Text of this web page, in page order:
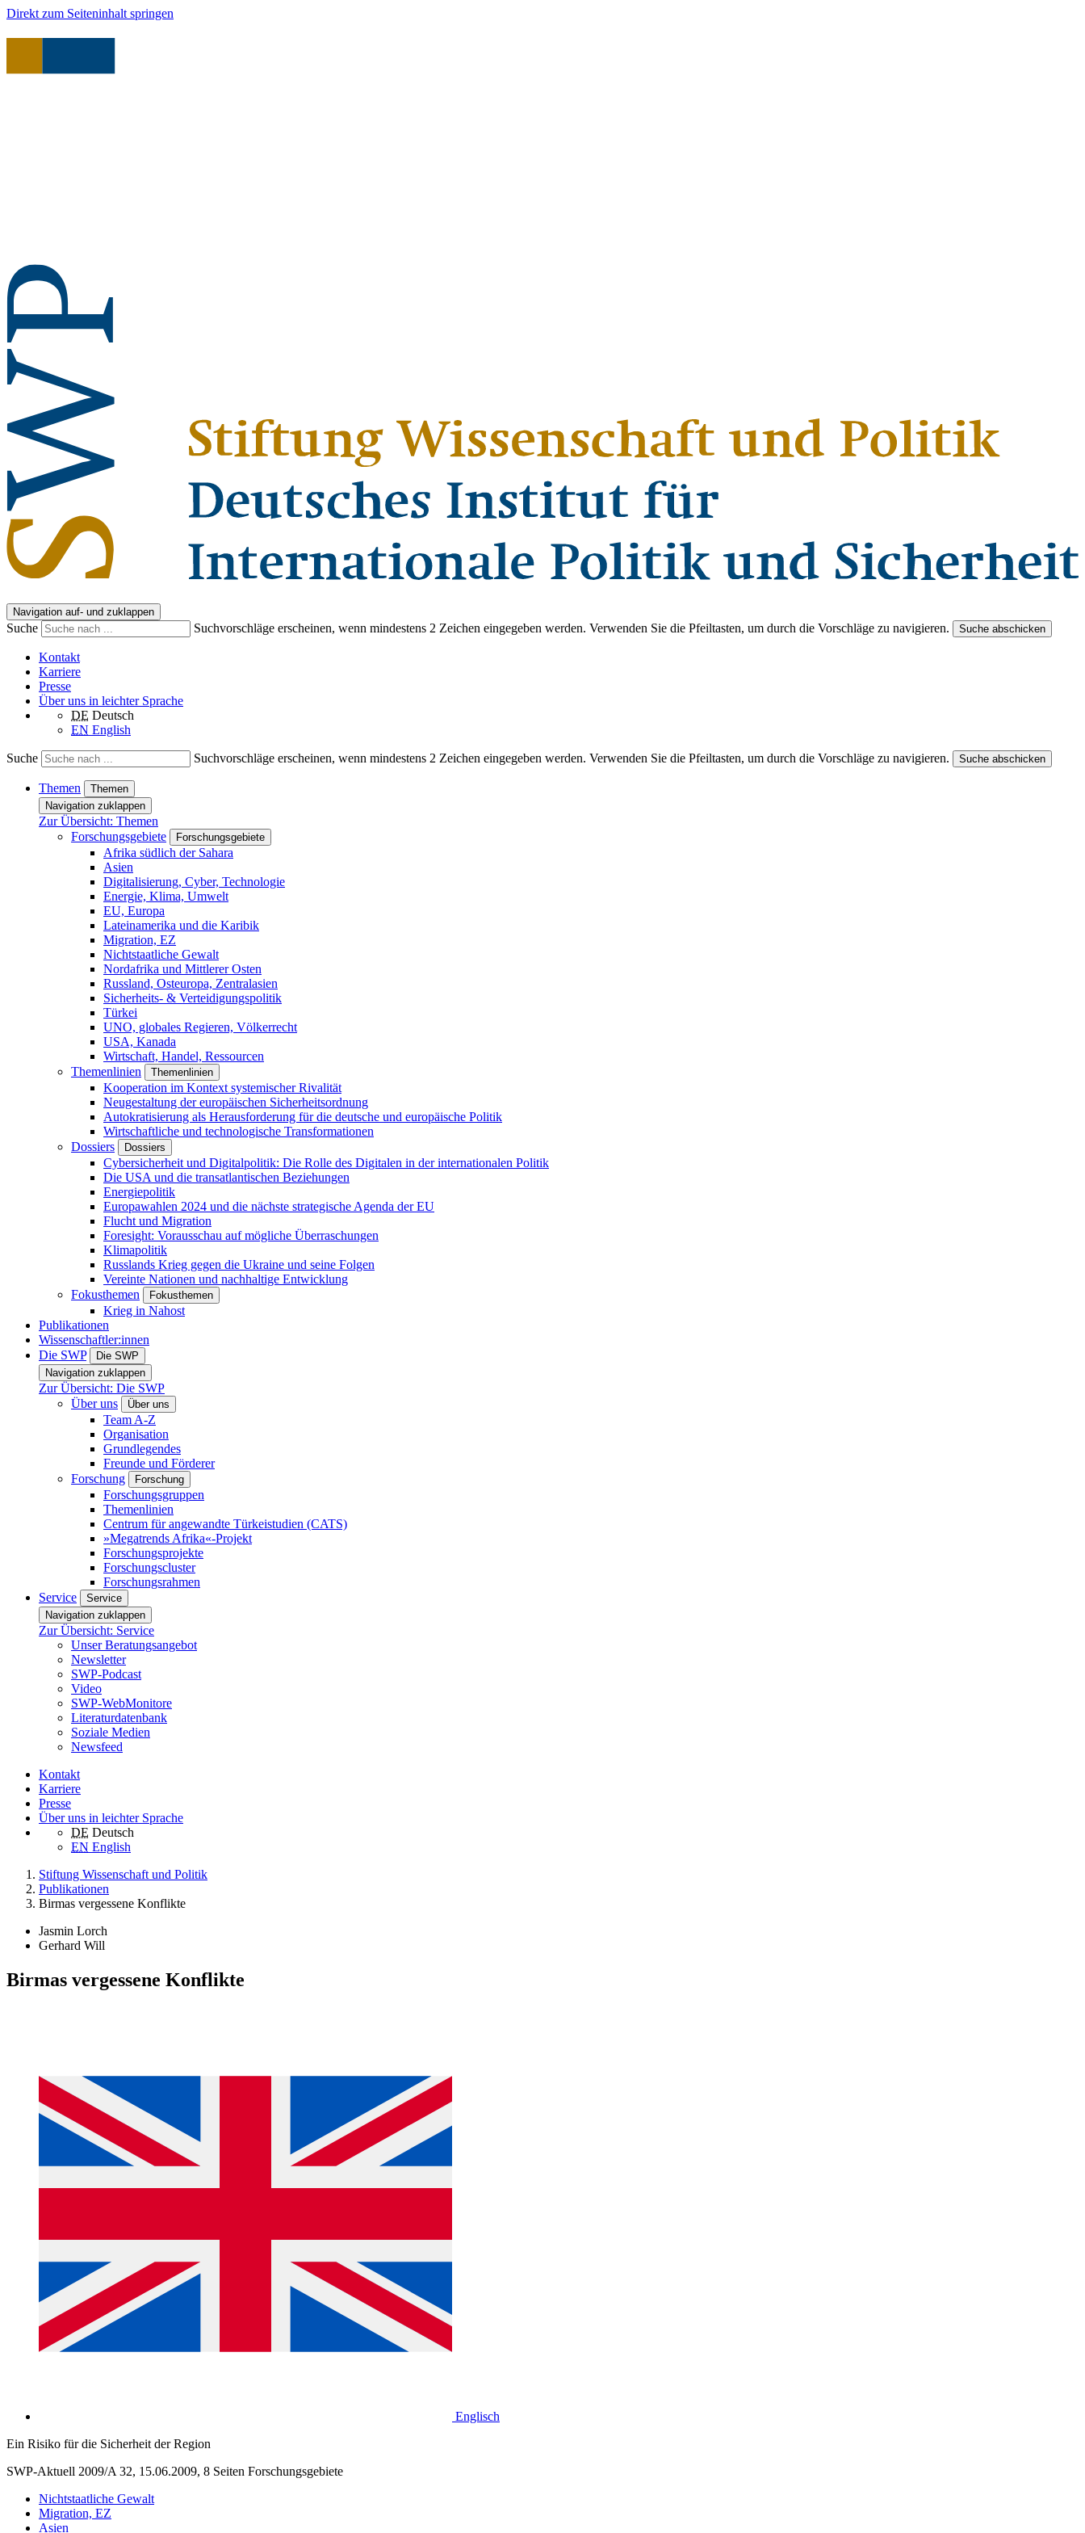
Direkt zum Seiteninhalt springen
Navigation auf- und zuklappen
Suche Suchvorschläge erscheinen, wenn mindestens 2 Zeichen eingegeben werden. Verwenden Sie die Pfeiltasten, um durch die Vorschläge zu navigieren. Suche abschicken
Kontakt
Karriere
Presse
Über uns in leichter Sprache
DE Deutsch
EN English
Suche Suchvorschläge erscheinen, wenn mindestens 2 Zeichen eingegeben werden. Verwenden Sie die Pfeiltasten, um durch die Vorschläge zu navigieren. Suche abschicken
Themen
Themen
Navigation zuklappen
Zur Übersicht: Themen
Forschungsgebiete
Forschungsgebiete
Afrika südlich der Sahara
Asien
Digitalisierung, Cyber, Technologie
Energie, Klima, Umwelt
EU, Europa
Lateinamerika und die Karibik
Migration, EZ
Nichtstaatliche Gewalt
Nordafrika und Mittlerer Osten
Russland, Osteuropa, Zentralasien
Sicherheits- & Verteidigungspolitik
Türkei
UNO, globales Regieren, Völkerrecht
USA, Kanada
Wirtschaft, Handel, Ressourcen
Themenlinien
Themenlinien
Kooperation im Kontext systemischer Rivalität
Neugestaltung der europäischen Sicherheitsordnung
Autokratisierung als Herausforderung für die deutsche und europäische Politik
Wirtschaftliche und technologische Transformationen
Dossiers
Dossiers
Cybersicherheit und Digitalpolitik: Die Rolle des Digitalen in der internationalen Politik
Die USA und die transatlantischen Beziehungen
Energiepolitik
Europawahlen 2024 und die nächste strategische Agenda der EU
Flucht und Migration
Foresight: Vorausschau auf mögliche Überraschungen
Klimapolitik
Russlands Krieg gegen die Ukraine und seine Folgen
Vereinte Nationen und nachhaltige Entwicklung
Fokusthemen
Fokusthemen
Krieg in Nahost
Publikationen
Wissenschaftler:innen
Die SWP
Die SWP
Navigation zuklappen
Zur Übersicht: Die SWP
Über uns
Über uns
Team A-Z
Organisation
Grundlegendes
Freunde und Förderer
Forschung
Forschung
Forschungsgruppen
Themenlinien
Centrum für angewandte Türkeistudien (CATS)
»Megatrends Afrika«-Projekt
Forschungsprojekte
Forschungscluster
Forschungsrahmen
Service
Service
Navigation zuklappen
Zur Übersicht: Service
Unser Beratungsangebot
Newsletter
SWP-Podcast
Video
SWP-WebMonitore
Literaturdatenbank
Soziale Medien
Newsfeed
Kontakt
Karriere
Presse
Über uns in leichter Sprache
DE Deutsch
EN English
Stiftung Wissenschaft und Politik
Publikationen
Birmas vergessene Konflikte
Jasmin Lorch
Gerhard Will
Birmas vergessene Konflikte
Englisch
Ein Risiko für die Sicherheit der Region
SWP-Aktuell 2009/A 32, 15.06.2009, 8 Seiten Forschungsgebiete
Nichtstaatliche Gewalt
Migration, EZ
Asien